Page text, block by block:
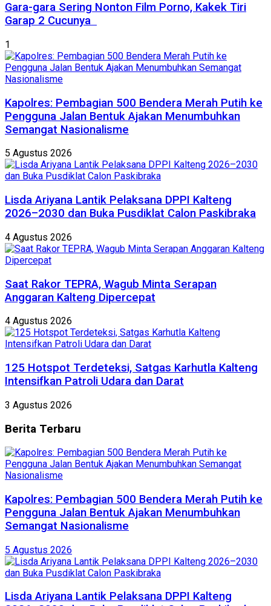
Gara-gara Sering Nonton Film Porno, Kakek Tiri
Garap 2 Cucunya
1
Kapolres: Pembagian 500 Bendera Merah Putih ke
Pengguna Jalan Bentuk Ajakan Menumbuhkan
Semangat Nasionalisme
5 Agustus 2026
Lisda Ariyana Lantik Pelaksana DPPI Kalteng
2026–2030 dan Buka Pusdiklat Calon Paskibraka
4 Agustus 2026
Saat Rakor TEPRA, Wagub Minta Serapan
Anggaran Kalteng Dipercepat
4 Agustus 2026
125 Hotspot Terdeteksi, Satgas Karhutla Kalteng
Intensifkan Patroli Udara dan Darat
3 Agustus 2026
Berita Terbaru
Kapolres: Pembagian 500 Bendera Merah Putih ke
Pengguna Jalan Bentuk Ajakan Menumbuhkan
Semangat Nasionalisme
5 Agustus 2026
Lisda Ariyana Lantik Pelaksana DPPI Kalteng